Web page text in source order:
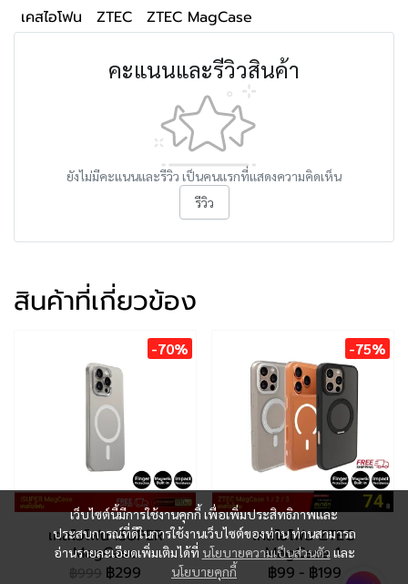
เคสไอโฟน ZTEC ZTEC MagCase
คะแนนและรีวิวสินค้า
ยังไม่มีคะแนนและรีวิว เป็นคนแรกที่แสดงความคิดเห็น
รีวิว
สินค้าที่เกี่ยวข้อง
-70%
เคสไอโฟน iSUPER
MagCase
฿999 ฿299
-75%
เคสไอโฟน ZTEC
MagCase 1
฿99 - ฿199
เว็บไซต์นี้มีการใช้งานคุกกี้ เพื่อเพิ่มประสิทธิภาพและ
ประสบการณ์ที่ดีในการใช้งานเว็บไซต์ของท่าน ท่านสามารถ
อ่านรายละเอียดเพิ่มเติมได้ที่ นโยบายความเป็นส่วนตัว และ
นโยบายคุกกี้